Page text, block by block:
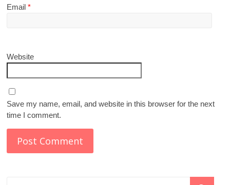
Email*
Website
Save my name, email, and website in this browser for the next
time I comment.